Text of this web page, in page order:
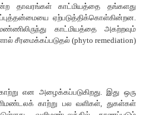
நாற்றுக்களின் வளர்ச்சியைத்
குறைந்த வெப்பநிலை
வெப்பநிலை தாவரக்கூட்ட